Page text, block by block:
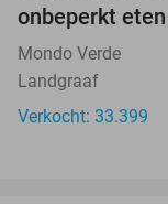
onbeperkt
Mondo Verde
Landgraaf
Verkocht: 33.399